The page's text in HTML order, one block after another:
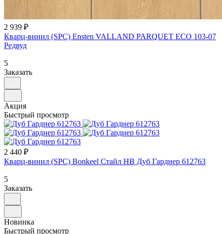
2 939 ₽
Кварц-винил (SPC) Ensten VALLAND PARQUET ECO 103-07
Редвуд
5
Заказать
Акция
Быстрый просмотр
2 440 ₽
Кварц-винил (SPC) Bonkeel Стайл НВ Дуб Гарднер 612763
5
Заказать
Новинка
Быстрый просмотр